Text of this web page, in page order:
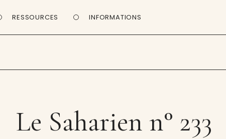
RESSOURCES INFORMATIONS
Le Saharien n° 233